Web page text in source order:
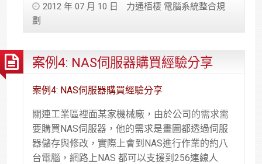
2012 年 07 月 10 日
力通梧棲 電腦系統整合規
劃
案例4: NAS伺服器購買經驗分享
案例4: NAS伺服器購買經驗分享
關連工業區裡面某家機械廠，由於公司的需求需
要購買NAS伺服器，他的需求是畫圖都透過伺服
器儲存與修改，實際上會到NAS進行作業的約八
台電腦，網路上NAS 都可以支援到256連線人